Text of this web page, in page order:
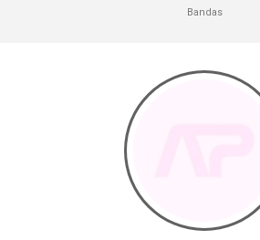
Bandas